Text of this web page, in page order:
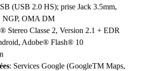
(USB 2.0 HS); prise Jack 3.5mm,
NGP, OMA DM
Stereo Classe 2, Version 2.1 + EDR
Adobe® Flash® 10
: Services Google (GoogleTM Maps,